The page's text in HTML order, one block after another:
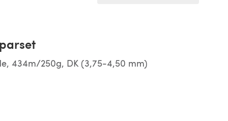
434m/250g, DK (3,75-4,50 mm)